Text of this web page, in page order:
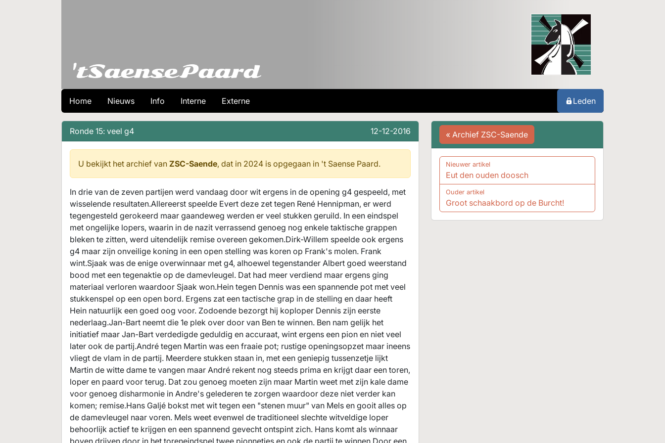
Home Nieuws Info Interne Externe Leden
Ronde 15: veel g4 12-12-2016
U bekijkt het archief van ZSC-Saende, dat in 2024 is opgegaan in 't Saense Paard.
In drie van de zeven partijen werd vandaag door wit ergens in de opening g4 gespeeld, met
wisselende resultaten.Allereerst speelde Evert deze zet tegen René Hennipman, er werd
tegengesteld gerokeerd maar gaandeweg werden er veel stukken geruild. In een eindspel
met ongelijke lopers, waarin in de nazit verrassend genoeg nog enkele taktische grappen
bleken te zitten, werd uitendelijk remise overeen gekomen.Dirk-Willem speelde ook ergens
g4 maar zijn onveilige koning in een open stelling was koren op Frank's molen. Frank
wint.Sjaak was de enige overwinnaar met g4, alhoewel tegenstander Albert goed weerstand
bood met een tegenaktie op de damevleugel. Dat had meer verdiend maar ergens ging
materiaal verloren waardoor Sjaak won.Hein tegen Dennis was een spannende pot met veel
stukkenspel op een open bord. Ergens zat een tactische grap in de stelling en daar heeft
Hein natuurlijk een goed oog voor. Zodoende bezorgt hij koploper Dennis zijn eerste
nederlaag.Jan-Bart neemt die 1e plek over door van Ben te winnen. Ben nam gelijk het
initiatief maar Jan-Bart verdedigde geduldig en accuraat, wint ergens een pion en niet veel
later ook de partij.André tegen Martin was een fraaie pot; rustige openingsopzet maar ineens
vliegt de vlam in de partij. Meerdere stukken staan in, met een geniepig tussenzetje lijkt
Martin de witte dame te vangen maar André rekent nog steeds prima en krijgt daar een toren,
loper en paard voor terug. Dat zou genoeg moeten zijn maar Martin weet met zijn kale dame
voor genoeg disharmonie in Andre's gelederen te zorgen waardoor deze niet verder kan
komen; remise.Hans Galjé bokst met wit tegen een "stenen muur" van Mels en gooit alles op
de damevleugel naar voren. Mels weet evenwel de traditioneel slechte witveldige loper
behoorlijk actief te krijgen en een spannend gevecht ontspint zich. Hans komt als winnaar
boven drijven door in het toreneindspel twee pionnetjes en ook de partij te winnen.Door een
« Archief ZSC-Saende
Nieuwer artikel
Eut den ouden doosch
Ouder artikel
Groot schaakbord op de Burcht!